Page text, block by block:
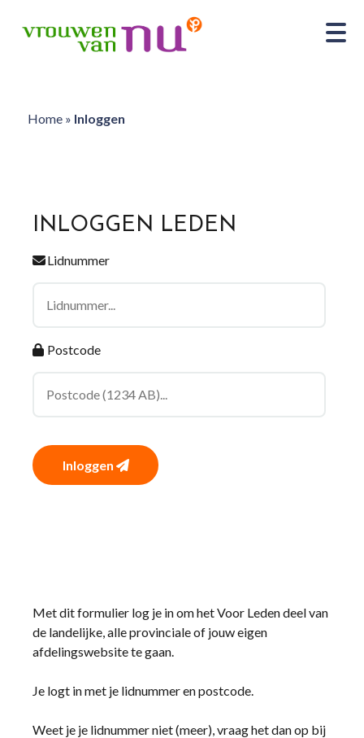
Home» Inloggen
INLOGGEN LEDEN
Lidnummer
Postcode
Inloggen
Met dit formulier log je in om het Voor Leden deel van
de landelijke, alle provinciale of jouw eigen
afdelingswebsite te gaan.
Je logt in met je lidnummer en postcode.
Weet je je lidnummer niet (meer), vraag het dan op bij